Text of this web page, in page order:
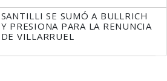
SANTILLI SE SUMÓ A BULLRICH
Y PRESIONA PARA LA RENUNCIA
DE VILLARRUEL